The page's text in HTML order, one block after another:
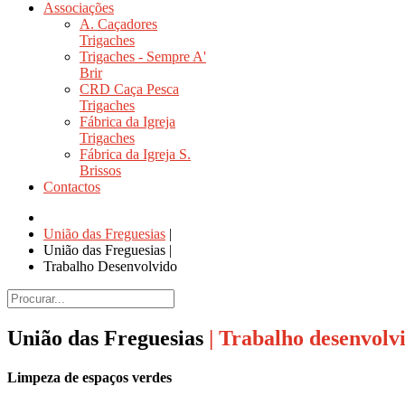
Associações
A. Caçadores
Trigaches
Trigaches - Sempre A'
Brir
CRD Caça Pesca
Trigaches
Fábrica da Igreja
Trigaches
Fábrica da Igreja S.
Brissos
Contactos
União das Freguesias |
União das Freguesias |
Trabalho Desenvolvido
União das Freguesias | Trabalho
Limpeza de espaços verdes